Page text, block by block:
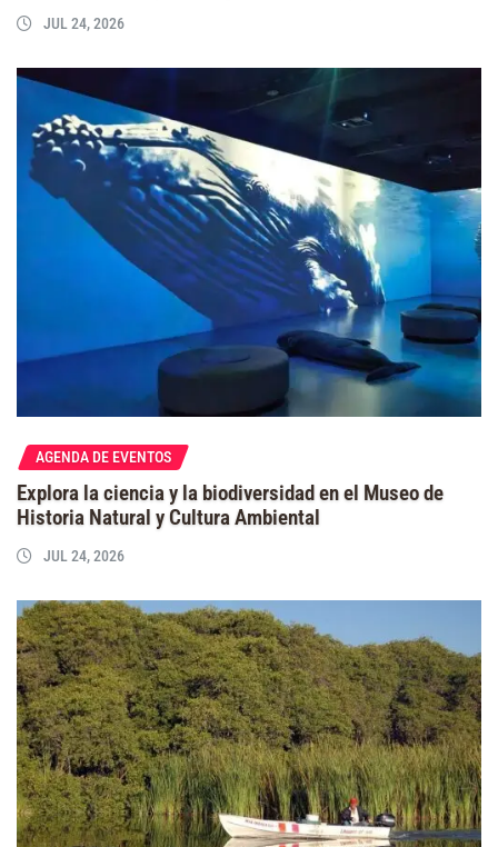
JUL 24, 2026
AGENDA DE EVENTOS
Explora la ciencia y la biodiversidad en el Museo de
Historia Natural y Cultura Ambiental
JUL 24, 2026